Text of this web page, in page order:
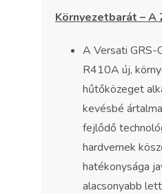
Környezetbarát –
A Versati GRS-
R410A új,
hűtőközeget
kevésbé
fejlődő
hardvernek
hatékonysága
alacsonyabb